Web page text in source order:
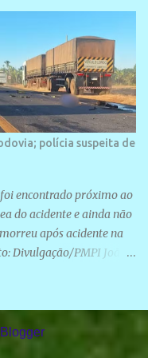
polícia suspeita de
encontrado próximo ao
do acidente e ainda não
após acidente na
Divulgação/PMPI João
com marcas de
o 10º Batalhão
acionada por volta das 6h